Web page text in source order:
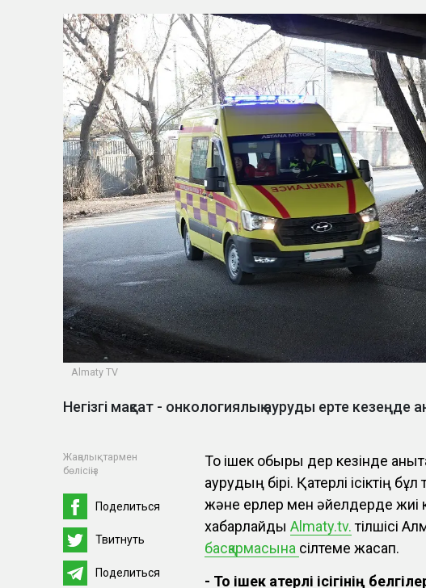
Almaty TV
Негізгі мақсат - онкологиялық ауруды ерте кезеңде
Жаңалықтармен
бөлісіңіз
Поделиться
Твитнуть
Поделиться
Тоқ ішек обыры дер кезінде
аурудың бірі. Қатерлі ісіктің бұл
және ерлер мен әйелдерде жиі
хабарлайдыАlmaty.tv.тілшісі
басқармасына сілтеме жасап.
- Тоқ ішек қатерлі ісігінің